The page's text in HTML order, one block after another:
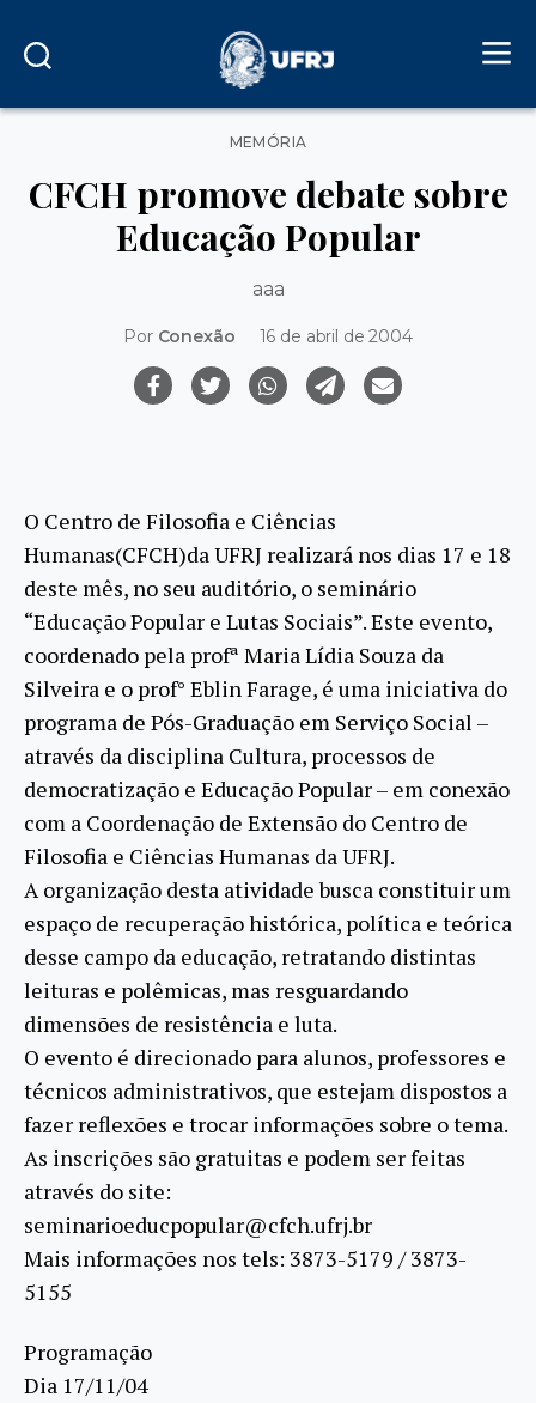
Categorias
MEMÓRIA
CFCH promove debate sobre
Educação Popular
aaa
Por Conexão 16 de abril de 2004
O Centro de Filosofia e Ciências
Humanas(CFCH)da UFRJ realizará nos dias 17 e 18
deste mês, no seu auditório, o seminário
“Educação Popular e Lutas Sociais”. Este evento,
coordenado pela profª Maria Lídia Souza da
Silveira e o prof° Eblin Farage, é uma iniciativa do
programa de Pós-Graduação em Serviço Social –
através da disciplina Cultura, processos de
democratização e Educação Popular – em conexão
com a Coordenação de Extensão do Centro de
Filosofia e Ciências Humanas da UFRJ.
A organização desta atividade busca constituir um
espaço de recuperação histórica, política e teórica
desse campo da educação, retratando distintas
leituras e polêmicas, mas resguardando
dimensões de resistência e luta.
O evento é direcionado para alunos, professores e
técnicos administrativos, que estejam dispostos a
fazer reflexões e trocar informações sobre o tema.
As inscrições são gratuitas e podem ser feitas
através do site:
seminarioeducpopular@cfch.ufrj.br
Mais informações nos tels: 3873-5179 / 3873-
5155
Programação
Dia 17/11/04